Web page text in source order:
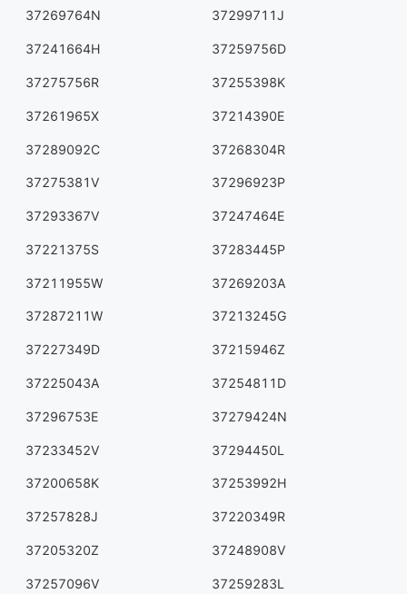
37269764N 37299711J
37241664H 37259756D
37275756R 37255398K
37261965X 37214390E
37289092C 37268304R
37275381V 37296923P
37293367V 37247464E
37221375S 37283445P
37211955W 37269203A
37287211W 37213245G
37227349D 37215946Z
37225043A 37254811D
37296753E 37279424N
37233452V 37294450L
37200658K 37253992H
37257828J 37220349R
37205320Z 37248908V
37257096V 37259283L